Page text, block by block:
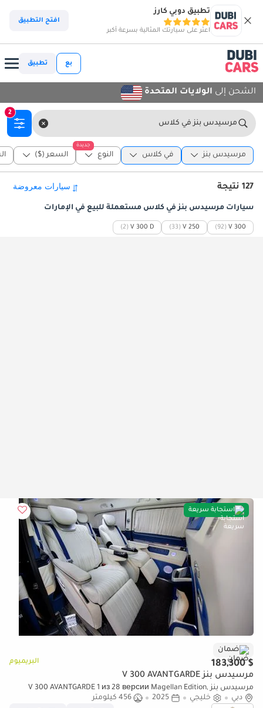
تطبيق دوبي كارز
اعثر على سيارتك المثالية بسرعة أكبر
افتح التطبيق
بع تطبيق
الشحن إلى الولايات المتحدة
مرسيدس بنز في كلاس
2
مرسيدس بنز في كلاس
جديدة
النوع السعر ($)
127 نتيجة
سيارات مرسيدس بنز في كلاس مستعملة للبيع في الإمارات
V 300
(92)
V 250
(33)
V 300 D
(2)
استجابة سريعة
ضمان
$ 183,300 البريميوم
مرسيدس بنز V 300 AVANTGARDE
مرسيدس بنز V 300 AVANTGARDE 1 из 28 версии Magellan Edition,
созданной по мотивам роскошной яхты.| By Limgene
دبي خليجي 2025
456 كيلومتر